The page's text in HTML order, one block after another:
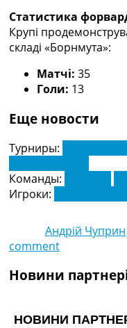
Статистика
Крупі
складі «Борнмута»:
Матчі: 35
Голи: 13
Еще новости
Турниры:
Команды:
Игроки:
Андрій Чуприн
comment
Новини